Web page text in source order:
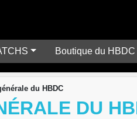
Boutique du HBDC
du HBDC
DU